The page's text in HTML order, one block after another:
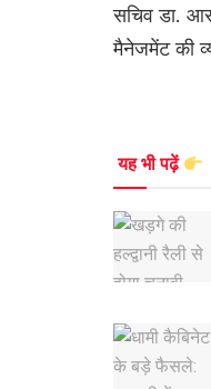
सचिव डा.
मैनेजमेंट की
यह भी पढ़ें